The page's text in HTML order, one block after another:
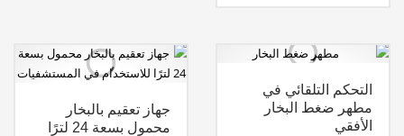
التحكم التلقائي في
مطهر ضغط البخار
الأفقي
جهاز تعقيم بالبخار
محمول بسعة 24 لترًا